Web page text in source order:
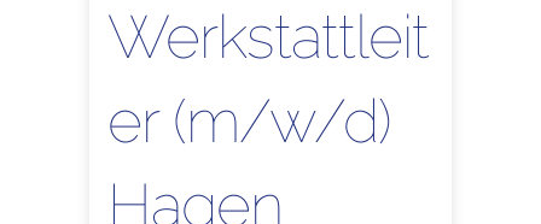
Werkstattleit
er (m/w/d)
Hagen